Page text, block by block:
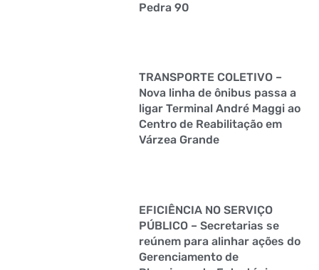
Pedra 90
TRANSPORTE COLETIVO –
Nova linha de ônibus passa a
ligar Terminal André Maggi ao
Centro de Reabilitação em
Várzea Grande
EFICIÊNCIA NO SERVIÇO
PÚBLICO – Secretarias se
reúnem para alinhar ações do
Gerenciamento de